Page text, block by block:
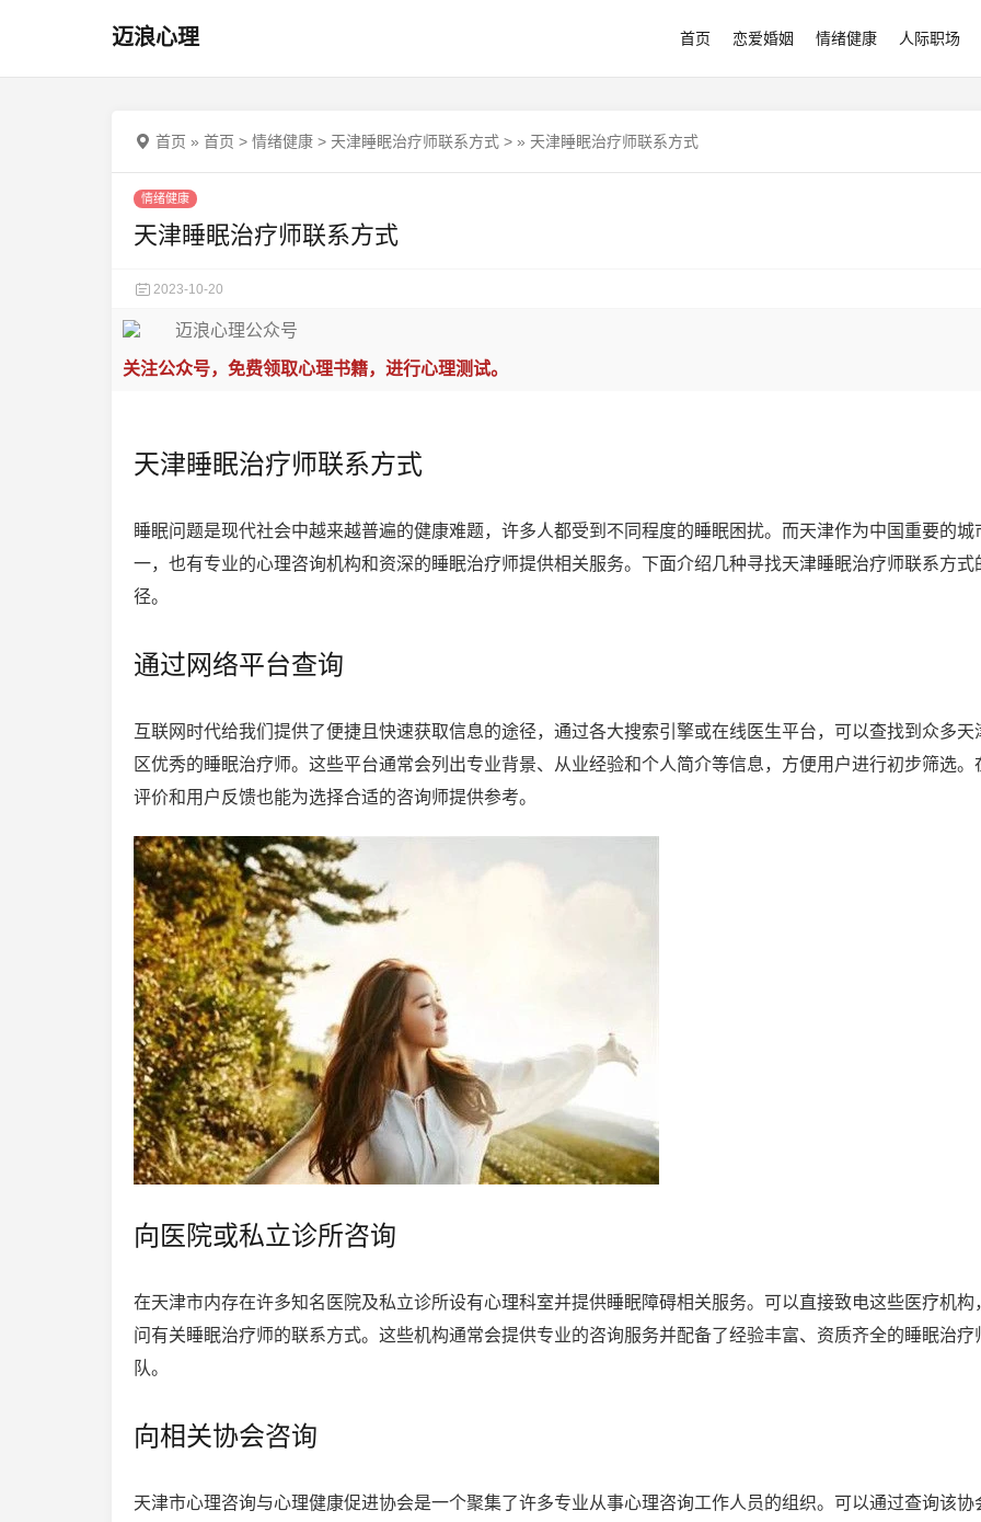
迈浪心理 首页 恋爱婚姻 情绪健康 人际职场
首页 » 首页 > 情绪健康 > 天津睡眠治疗师联系方式 > » 天津睡眠治疗师联系方式
情绪健康
天津睡眠治疗师联系方式
2023-10-20
关注公众号，免费领取心理书籍，进行心理测试。
天津睡眠治疗师联系方式
睡眠问题是现代社会中越来越普遍的健康难题，许多人都受到不同程度的睡眠困扰。而天津作为中国重要的城
一，也有专业的心理咨询机构和资深的睡眠治疗师提供相关服务。下面介绍几种寻找天津睡眠治疗师联系方式
径。
通过网络平台查询
互联网时代给我们提供了便捷且快速获取信息的途径，通过各大搜索引擎或在线医生平台，可以查找到众多天
区优秀的睡眠治疗师。这些平台通常会列出专业背景、从业经验和个人简介等信息，方便用户进行初步筛选。
评价和用户反馈也能为选择合适的咨询师提供参考。
向医院或私立诊所咨询
在天津市内存在许多知名医院及私立诊所设有心理科室并提供睡眠障碍相关服务。可以直接致电这些医疗机构
问有关睡眠治疗师的联系方式。这些机构通常会提供专业的咨询服务并配备了经验丰富、资质齐全的睡眠治疗
队。
向相关协会咨询
天津市心理咨询与心理健康促进协会是一个聚集了许多专业从事心理咨询工作人员的组织。可以通过查询该协